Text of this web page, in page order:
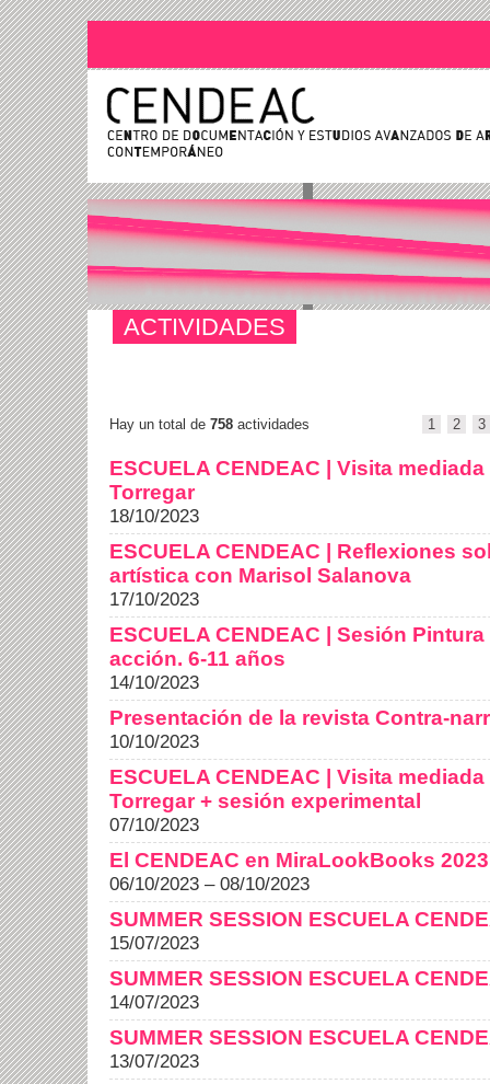
ACTIVIDADES
Hay un total de 758 actividades 1 2 3
ESCUELA CENDEAC | Visita
Torregar
18/10/2023
ESCUELA CENDEAC | Reflexiones
artística con Marisol Salanova
17/10/2023
ESCUELA CENDEAC | Sesión
acción. 6-11 años
14/10/2023
Presentación de la revista Contra-
10/10/2023
ESCUELA CENDEAC | Visita
Torregar + sesión experimental
07/10/2023
El CENDEAC en MiraLookBooks 2023
06/10/2023 – 08/10/2023
SUMMER SESSION ESCUELA
15/07/2023
SUMMER SESSION ESCUELA
14/07/2023
SUMMER SESSION ESCUELA
13/07/2023